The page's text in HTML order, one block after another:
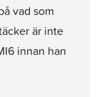
vad som
är inte
innan han